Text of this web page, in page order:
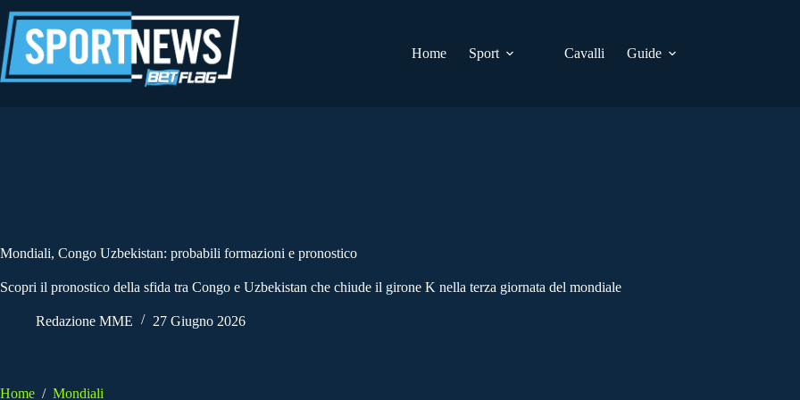
al
contenuto
Home
Sport Cavalli Guide
Mondiali, Congo Uzbekistan: probabili formazioni e pronostico
Scopri il pronostico della sfida tra Congo e Uzbekistan che chiude il girone K nella terza giornata del mondiale
Redazione MME 27 Giugno 2026
Home / Mondiali